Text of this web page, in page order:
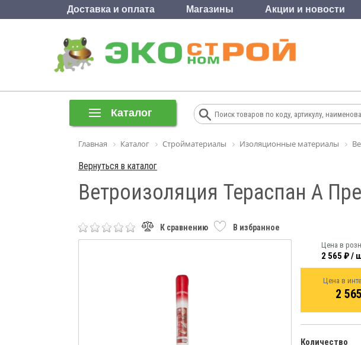
Доставка и оплата Магазины Акции и новости
Каталог
Главная Каталог Стройматериалы Изоляционные материалы
Вернуться в каталог
Ветроизоляция Тераспан А
К сравнению В избранное
Цена в
2 565 ₽ /
Цена в
2
Количество